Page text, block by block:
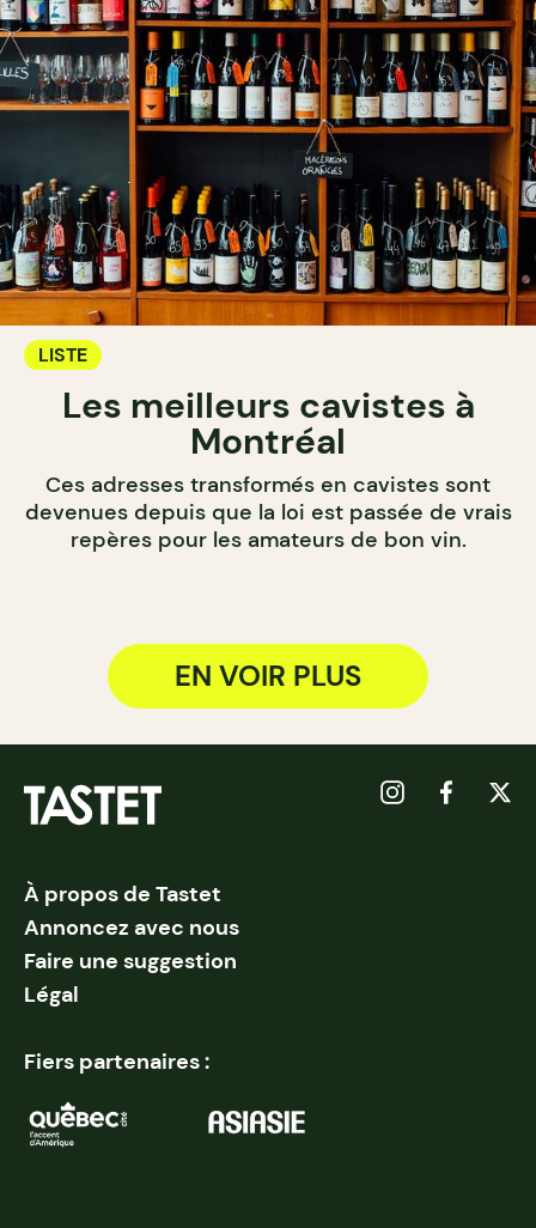
LISTE
Les meilleurs cavistes à
Montréal
Ces adresses transformés en cavistes sont
devenues depuis que la loi est passée de vrais
repères pour les amateurs de bon vin.
EN VOIR PLUS
À propos de Tastet
Annoncez avec nous
Faire une suggestion
Légal
Fiers partenaires :